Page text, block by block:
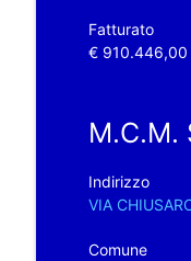
Fatturato
€ 910.446,00
M.C.M.
Indirizzo
VIA
Comune